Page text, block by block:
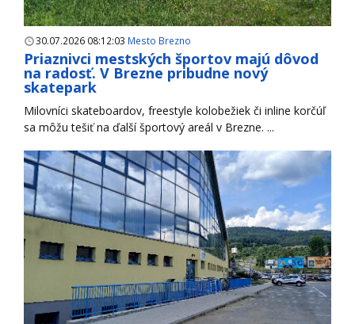
30.07.2026 08:12:03 Mesto Brezno
Priaznivci mestských športov majú dôvod
na radosť. V Brezne pribudne nový
skatepark
Milovníci skateboardov, freestyle kolobežiek či inline korčúľ
sa môžu tešiť na ďalší športový areál v Brezne. ...